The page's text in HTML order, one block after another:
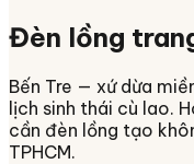
Đèn lồng
Bến Tre — xứ dừa
lịch sinh thái cù lao.
cần đèn lồng tạo
TPHCM.